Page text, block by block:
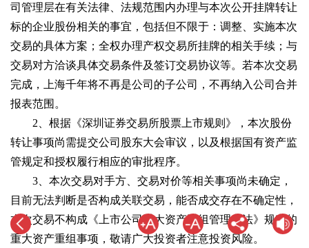
司管理层在有关法律、法规范围内办理与本次公开挂牌转让
标的企业股份相关的事宜，包括但不限于：调整、实施本次
交易的具体方案；全权办理产权交易所挂牌的相关手续；与
交易对方洽谈具体交易条件及签订交易协议等。若本次交易
完成，上海千年将不再是公司的子公司，不再纳入公司合并
报表范围。
2、根据《深圳证券交易所股票上市规则》，本次股份
转让事项尚需提交公司股东大会审议，以及根据国有资产监
管规定和授权履行相应的审批程序。
3、本次交易对手方、交易对价等相关事项尚未确定，
目前无法判断是否构成关联交易，能否成交存在不确定性，
本次交易不构成《上市公司重大资产重组管理办法》规定的
重大资产重组事项，敬请广大投资者注意投资风险。